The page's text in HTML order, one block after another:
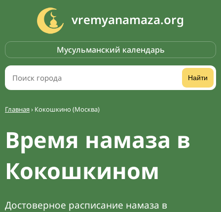
vremyanamaza.org
Мусульманский календарь
Найти
Главная› Кокошкино (Москва)
Время намаза в
Кокошкином
Достоверное расписание намаза в